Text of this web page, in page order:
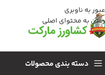
عبور به ناوبری
رفتن به محتوای اصلی
دسته بندی محصولات